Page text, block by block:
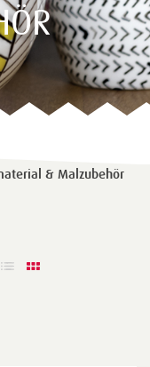
& Malzubehör